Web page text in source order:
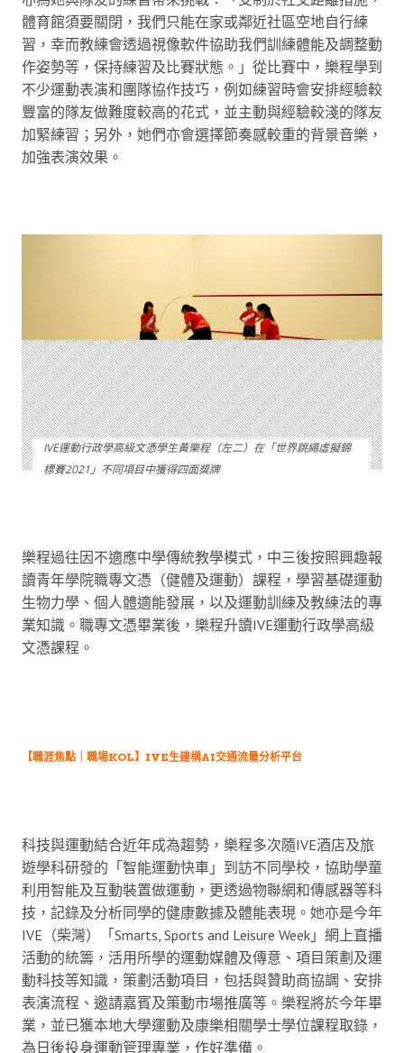
體育館須要關閉，我們只能在家或鄰近社區空地自行練
習，幸而教練會透過視像軟件協助我們訓練體能及調整動
作姿勢等，保持練習及比賽狀態。」從比賽中，樂程學到
不少運動表演和團隊協作技巧，例如練習時會安排經驗較
豐富的隊友做難度較高的花式，並主動與經驗較淺的隊友
加緊練習；另外，她們亦會選擇節奏感較重的背景音樂，
加強表演效果。
IVE運動行政學高級文憑學生黃樂程（左二）在「世界跳繩虛擬錦
標賽2021」不同項目中獲得四面獎牌
樂程過往因不適應中學傳統教學模式，中三後按照興趣報
讀青年學院職專文憑（健體及運動）課程，學習基礎運動
生物力學、個人體適能發展，以及運動訓練及教練法的專
業知識。職專文憑畢業後，樂程升讀IVE運動行政學高級
文憑課程。
【職涯焦點｜職場KOL】IVE生建構AI交通流量分析平台
科技與運動結合近年成為趨勢，樂程多次隨IVE酒店及旅
遊學科研發的「智能運動快車」到訪不同學校，協助學童
利用智能及互動裝置做運動，更透過物聯網和傳感器等科
技，記錄及分析同學的健康數據及體能表現。她亦是今年
IVE（柴灣）「Smarts, Sports and Leisure Week」網上直播
活動的統籌，活用所學的運動媒體及傳意、項目策劃及運
動科技等知識，策劃活動項目，包括與贊助商協調、安排
表演流程、邀請嘉賓及策動市場推廣等。樂程將於今年畢
業，並已獲本地大學運動及康樂相關學士學位課程取錄，
為日後投身運動管理專業，作好準備。